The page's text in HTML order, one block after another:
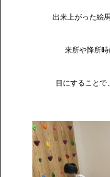
出来上がった絵
来所や降所
目にすることで